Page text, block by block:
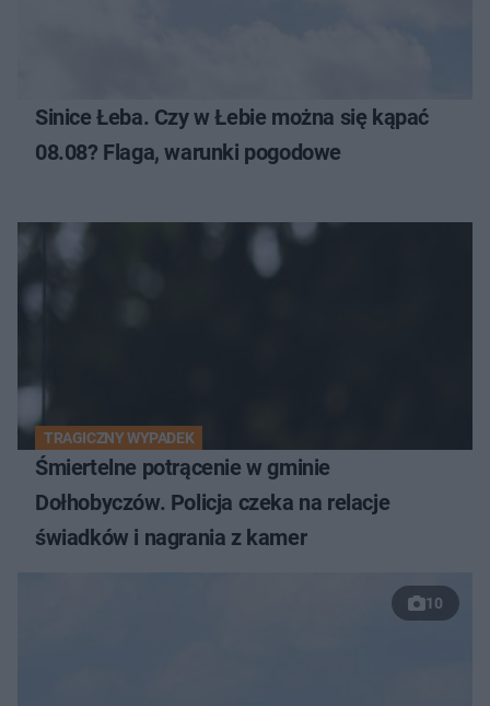
Sinice Łeba. Czy w Łebie można się kąpać
08.08? Flaga, warunki pogodowe
TRAGICZNY WYPADEK
Śmiertelne potrącenie w gminie
Dołhobyczów. Policja czeka na relacje
świadków i nagrania z kamer
10